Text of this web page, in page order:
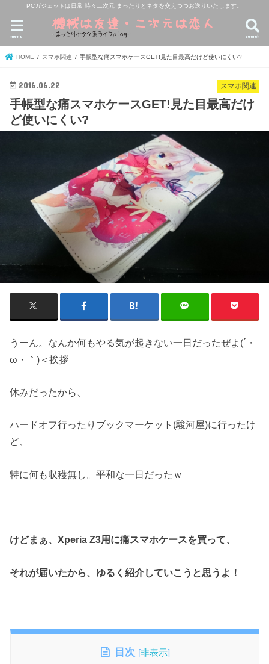
PCガジェットは日常 時々二次元 まったりとネタを交えつつお送りいたします。
search
menu
HOME スマホ関連 手帳型な痛スマホケースGET!見た目最高だけど使いにくい?
スマホ関連
2016.06.22
手帳型な痛スマホケースGET!見た目最高だけ
ど使いにくい?
うーん。なんか何もやる気が起きない一日だったぜよ(´・
ω・｀)＜挨拶
休みだったから、
ハードオフ行ったりブックマーケット(駿河屋)に行ったけ
ど、
特に何も収穫無し。平和な一日だったｗ
けどまぁ、Xperia Z3用に痛スマホケースを買って、
それが届いたから、ゆるく紹介していこうと思うよ！
目次 [非表示]